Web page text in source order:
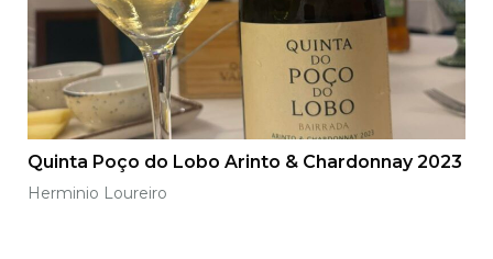
Quinta Poço do Lobo Arinto & Chardonnay 2023
Herminio Loureiro